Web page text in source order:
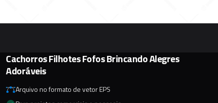
Cachorros Filhotes Fofos Brincando Alegres
Adoráveis
Arquivo no formato de vetor EPS